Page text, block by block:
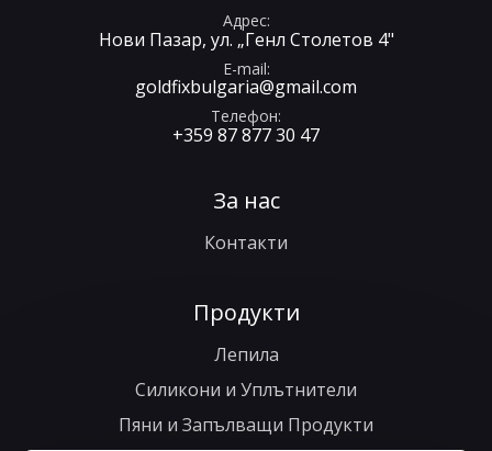
За нас
Контакти
Продукти
Лепила
Силикони и Уплътнители
Пяни и Запълващи Продукти
Адрес
Нови Пазар, ул. „Генл Столетов 4"
E-mail
goldfixbulgaria@gmail.com
Телефон
+359 87 877 30 47